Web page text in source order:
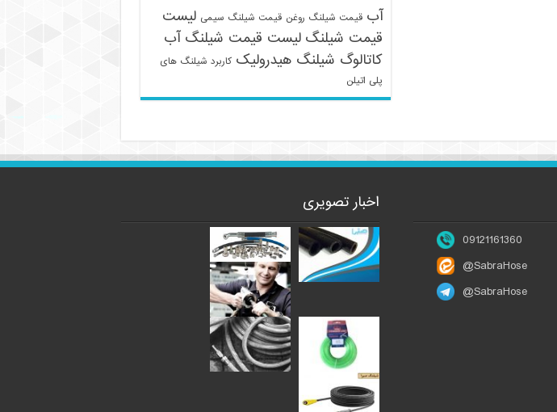
آب قیمت شیلنگ روغن قیمت شیلنگ سیمی لیست
قیمت شیلنگ لیست قیمت شیلنگ آب
کاتالوگ شیلنگ هیدرولیک کاربرد شیلنگ های
پلی اتیلن
09121161360
@SabraHose
@SabraHose
اخبار تصویری